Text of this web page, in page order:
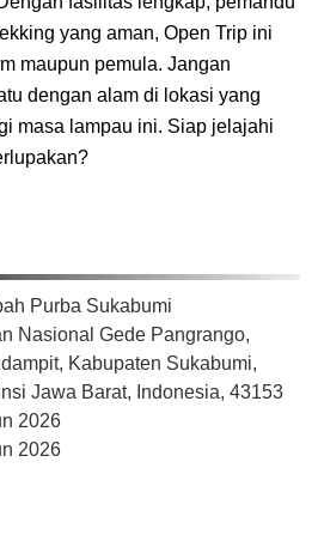
yang aman, Open Trip ini
maupun pemula. Jangan
dengan alam di lokasi yang
masa lampau ini. Siap jelajahi
Purba Sukabumi
Nasional Gede Pangrango,
Kabupaten Sukabumi,
Jawa Barat, Indonesia, 43153
2026
2026